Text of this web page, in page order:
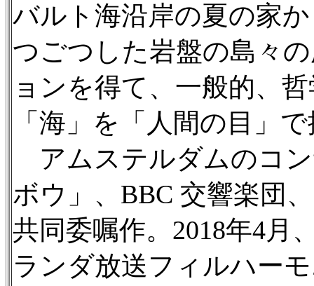
バルト海沿岸の夏の家
つごつした岩盤の島々
ョンを得て、一般的、
「海」を「人間の目」
アムステルダムのコ
ボウ」、BBC 交響楽団
共同委嘱作。2018年4月
ランダ放送フィルハー